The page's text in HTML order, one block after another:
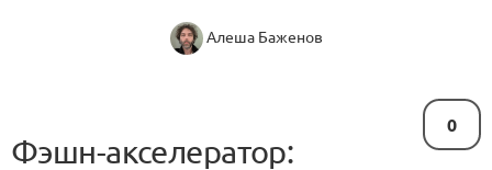
Алеша Баженов
0
Фэшн-акселератор: